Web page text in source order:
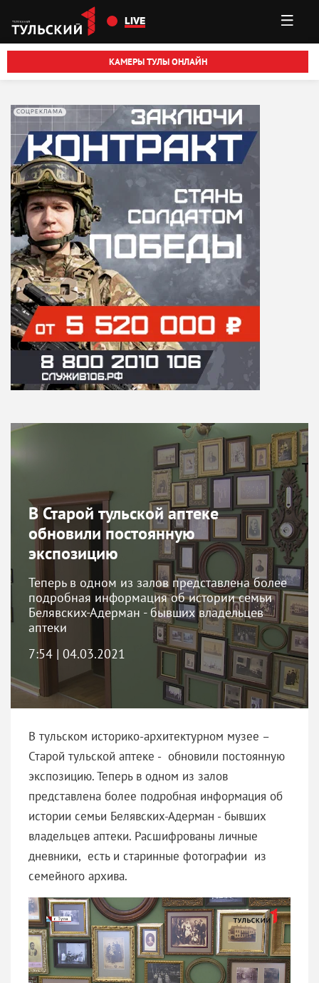
Перейти к основному содержанию
LIVE
КАМЕРЫ ТУЛЫ ОНЛАЙН
СОЦРЕКЛАМА
В Старой тульской аптеке
обновили постоянную
экспозицию
Теперь в одном из залов представлена более
подробная информация об истории семьи
Белявских-Адерман - бывших владельцев
аптеки
7:54 | 04.03.2021
В тульском историко-архитектурном музее –
Старой тульской аптеке - обновили постоянную
экспозицию. Теперь в одном из залов
представлена более подробная информация об
истории семьи Белявских-Адерман - бывших
владельцев аптеки. Расшифрованы личные
дневники, есть и старинные фотографии из
семейного архива.